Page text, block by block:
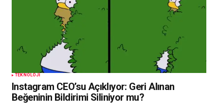
TEKNOLOJI
Instagram CEO’su Açıklıyor: Geri Alınan
Beğeninin Bildirimi Siliniyor mu?